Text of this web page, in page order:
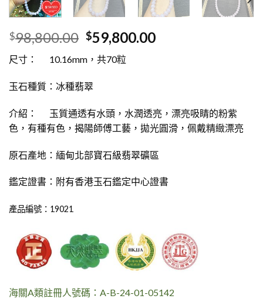
$98,800.00 $59,800.00
尺寸： 10.16mm，共70粒
玉石種質：冰種翡翠
介紹： 玉質通透有水頭，水潤透亮，漂亮吸睛的粉紫
色，有種有色，揭陽師傅工藝，拋光圓滑，佩戴精緻漂亮
原石產地：緬甸北部寶石級翡翠礦區
鑑定證書：附有香港玉石鑑定中心證書
產品編號：19021
海關A類註冊人號碼：A-B-24-01-05142